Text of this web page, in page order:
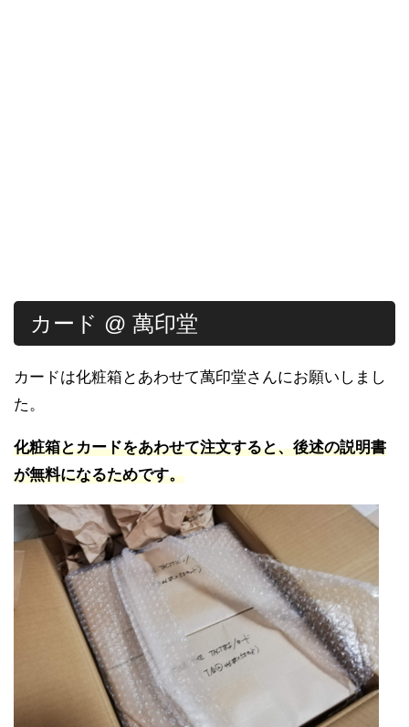
カード @ 萬印堂
カードは化粧箱とあわせて萬印堂さんにお願いしまし
た。
化粧箱とカードをあわせて注文すると、後述の説明書
が無料になるためです。